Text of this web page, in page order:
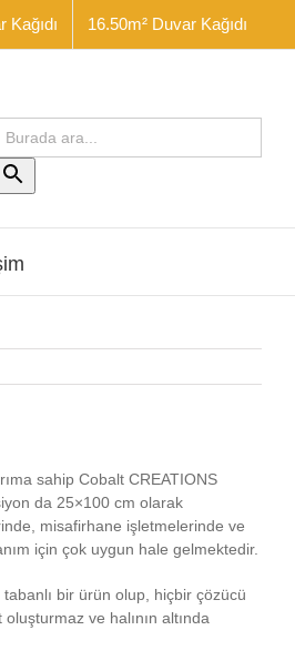
Kağıdı 16.50m² Duvar Kağıdı
yap:
Arama
Butonu
sahip Cobalt CREATIONS
da 25×100 cm olarak
misafirhane işletmelerinde ve
için çok uygun hale gelmektedir.
bir ürün olup, hiçbir çözücü
ve halının altında